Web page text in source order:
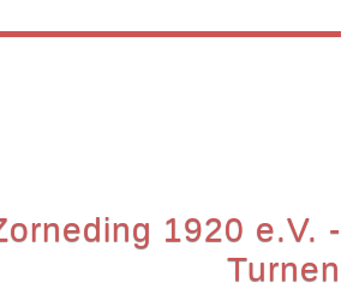
1920 e.V. -
Turnen